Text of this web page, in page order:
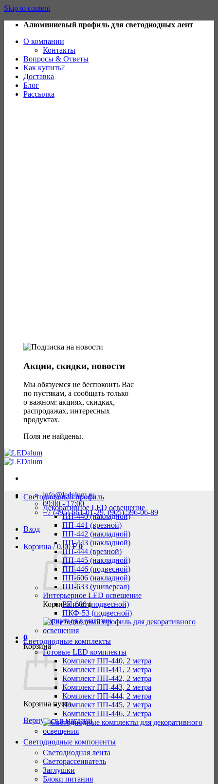
Skip to content
Алюминиевый профиль для светодиодных лент
О компании
Контакты
Вопросы & Ответы
Как купить?
Доставка
Блог
Рассылка
Акции, скидки, новости
Мы обязуемся не беспокоить Вас
по пустякам, а сообщать только
о важном: акциях, скидках,
распродажах, интересных
продуктах.
Поля не найдены.
info@ledalum.ru
09:00 - 17:00
+7 (495) 661-01-29, (905) 596-06-89
Вход
Корзина /0,00₽ 0
Корзина пуста.
Вернуться в магазин
0
Корзина
Корзина пуста.
Вернуться в магазин
Светодиодный профиль
Декоративное LED освещение
ПП-440 (накладной)
ПП-441 (врезной)
ПП-442 (накладной)
ПП-443 (накладной)
ПП-444 (врезной)
ПП-445 (накладной)
ПП-446 (подвесной)
ПП-606 (накладной)
ПП-633 (универсал)
Интерьерное LED освещение
РП-600 (подвесной)
ПКФ-53 (подвесной)
Светодиодные комплекты
Готовые LED комплекты
Комплект ПП-440, 2 метра
Комплект ПП-441, 2 метра
Комплект ПП-442, 2 метра
Комплект ПП-443, 2 метра
Комплект ПП-444, 2 метра
Комплект ПП-445, 2 метра
Комплект ПП-446, 2 метра
Светодиодные компоненты
Светодиодная лента
Светорассеиватель
Заглушки
Блоки питания